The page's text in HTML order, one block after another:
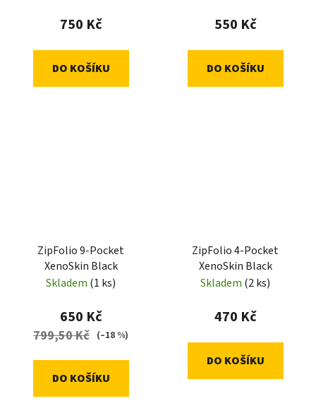
750 Kč
DO KOŠÍKU
550 Kč
DO KOŠÍKU
ZipFolio 9-Pocket
XenoSkin Black
Skladem (1 ks)
650 Kč
799,50 Kč (–18 %)
DO KOŠÍKU
ZipFolio 4-Pocket
XenoSkin Black
Skladem (2 ks)
470 Kč
DO KOŠÍKU